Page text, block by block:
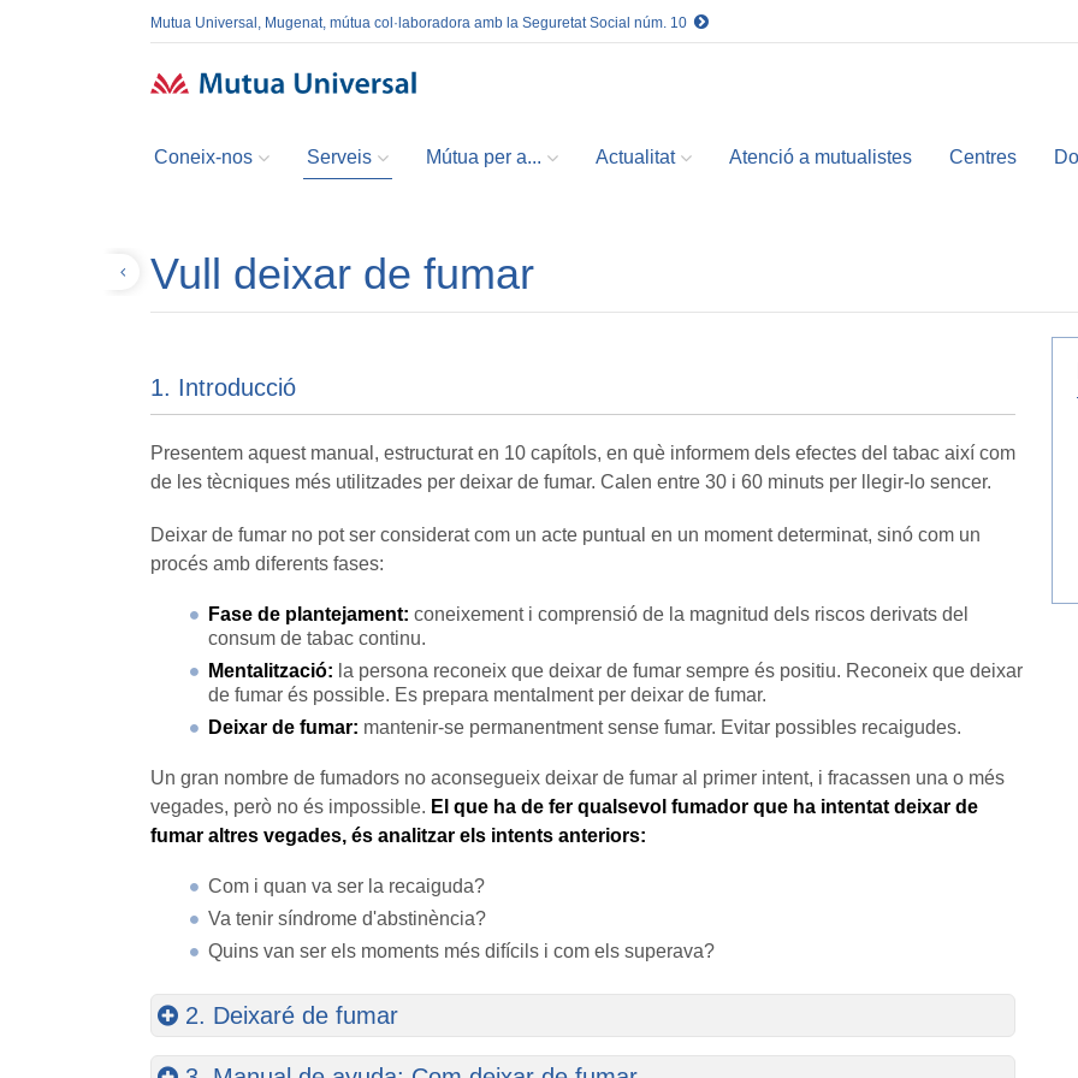
Mutua Universal, Mugenat, mútua col·laboradora amb la Seguretat Social núm. 10
Coneix-nos Serveis Mútua per a... Actualitat Atenció a mutualistes Centres
Vull deixar de fumar
1. Introducció
Presentem aquest manual, estructurat en 10 capítols, en què informem dels efectes del tabac així com
de les tècniques més utilitzades per deixar de fumar. Calen entre 30 i 60 minuts per llegir-lo sencer.
Deixar de fumar no pot ser considerat com un acte puntual en un moment determinat, sinó com un
procés amb diferents fases:
Fase de plantejament: coneixement i comprensió de la magnitud dels riscos derivats del
consum de tabac continu.
Mentalització: la persona reconeix que deixar de fumar sempre és positiu. Reconeix que deixar
de fumar és possible. Es prepara mentalment per deixar de fumar.
Deixar de fumar: mantenir-se permanentment sense fumar. Evitar possibles recaigudes.
Un gran nombre de fumadors no aconsegueix deixar de fumar al primer intent, i fracassen una o més
vegades, però no és impossible. El que ha de fer qualsevol fumador que ha intentat deixar de
fumar altres vegades, és analitzar els intents anteriors:
Com i quan va ser la recaiguda?
Va tenir síndrome d'abstinència?
Quins van ser els moments més difícils i com els superava?
2. Deixaré de fumar